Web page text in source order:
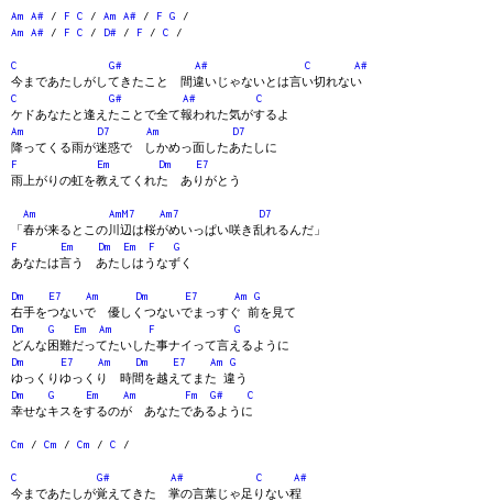
Am A# / F C / Am A# / F G /
Am
A# / F C / D# / F / C /
C G# A# C
A#
今まであたしがしてきたこと 間違いじゃないとは言い切れない
C
G# A#
C
ケドあなたと逢えたことで全て報われた気がするよ
Am
D7 Am
D7
降ってくる雨が迷惑で しかめっ面したあたしに
F
Em Dm
E7
雨上がりの虹を教えてくれた ありがとう
Am AmM7 Am7
D7
「春が来るとこの川辺は桜がめいっぱい咲き乱れるんだ」
F
Em Dm Em F
G
あなたは言う あたしはうなずく
Dm E7 Am Dm E7 Am
G
右手をつないで 優しくつないでまっすぐ 前を見て
Dm
G Em Am F
G
どんな困難だってたいした事ナイって言えるように
Dm
E7 Am Dm E7 Am
G
ゆっくりゆっくり 時間を越えてまた 違う
Dm
G Em Am Fm G#
C
幸せなキスをするのが あなたであるように
Cm / Cm / Cm / C /
C G# A# C
A#
今まであたしが覚えてきた 掌の言葉じゃ足りない程